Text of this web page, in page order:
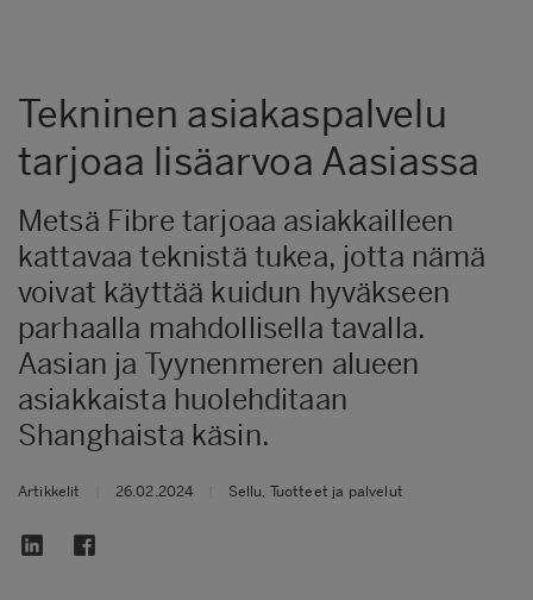
Tekninen asiakaspalvelu
tarjoaa lisäarvoa Aasiassa
Metsä Fibre tarjoaa asiakkailleen
kattavaa teknistä tukea, jotta nämä
voivat käyttää kuidun hyväkseen
parhaalla mahdollisella tavalla.
Aasian ja Tyynenmeren alueen
asiakkaista huolehditaan
Shanghaista käsin.
Artikkelit 26.02.2024 Sellu, Tuotteet ja palvelut